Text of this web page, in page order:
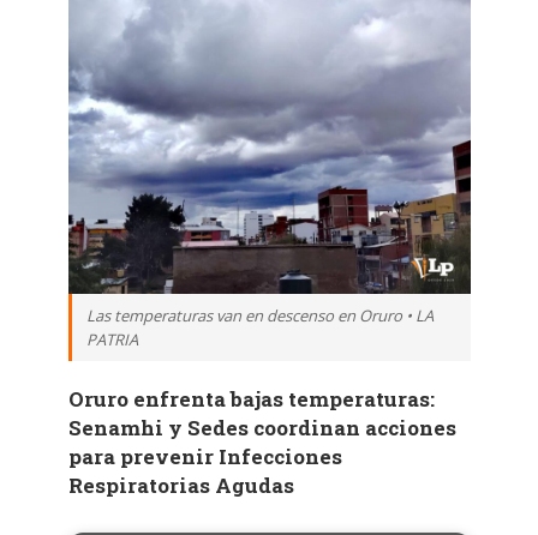
Las temperaturas van en descenso en Oruro • LA
PATRIA
Oruro enfrenta bajas temperaturas:
Senamhi y Sedes coordinan acciones
para prevenir Infecciones
Respiratorias Agudas